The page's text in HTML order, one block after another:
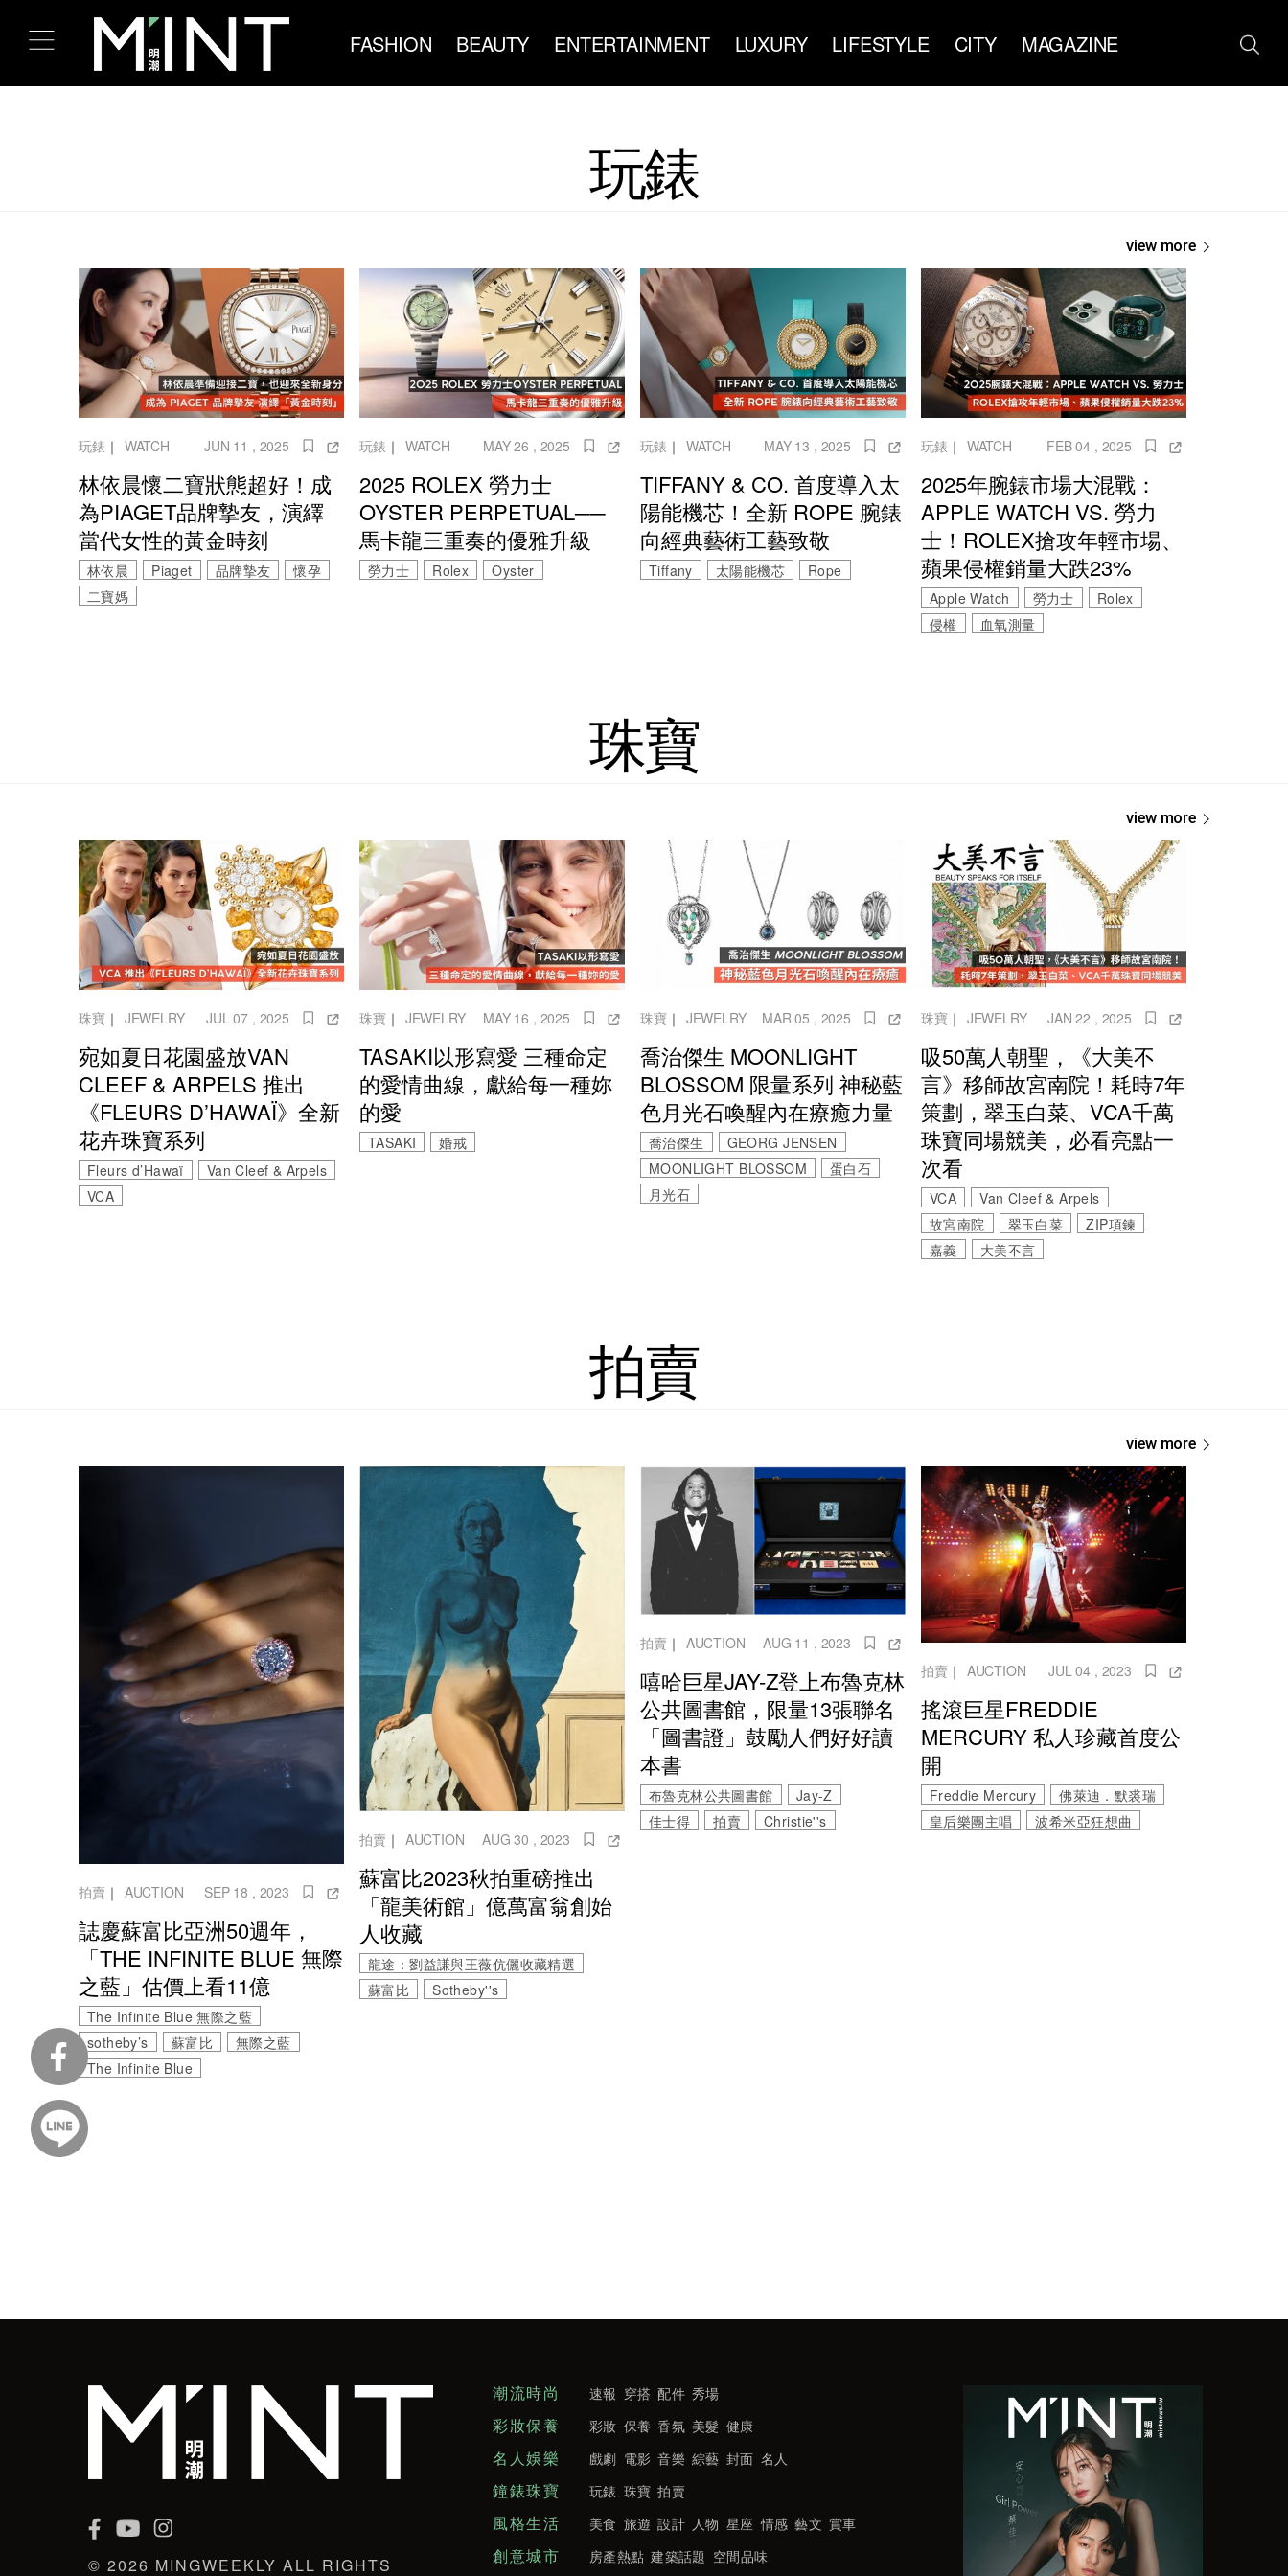
FASHION BEAUTY ENTERTAINMENT LUXURY LIFESTYLE CITY MAGAZINE
玩錶
view more
玩錶 ｜ WATCH JUN 11 , 2025
林依晨懷二寶狀態超好！成
為PIAGET品牌摯友，演繹
當代女性的黃金時刻
林依晨 Piaget 品牌摯友
懷孕
二寶媽
玩錶 ｜ WATCH MAY 26 , 2025
2025 ROLEX 勞力士
OYSTER PERPETUAL──
馬卡龍三重奏的優雅升級
勞力士 Rolex Oyster
玩錶 ｜ WATCH MAY 13 , 2025
TIFFANY & CO. 首度導入太
陽能機芯！全新 ROPE 腕錶
向經典藝術工藝致敬
Tiffany 太陽能機芯 Rope
玩錶 ｜ WATCH FEB 04 , 2025
2025年腕錶市場大混戰：
APPLE WATCH VS. 勞力
士！ROLEX搶攻年輕市場、
蘋果侵權銷量大跌23%
Apple Watch 勞力士
Rolex
侵權
血氧測量
珠寶
view more
珠寶｜ JEWELRY JUL 07 , 2025
宛如夏日花園盛放VAN
CLEEF & ARPELS 推出
《FLEURS D’HAWAÏ》全新
花卉珠寶系列
Fleurs d’Hawaï
Van Cleef & Arpels
VCA
珠寶｜ JEWELRY MAY 16 , 2025
TASAKI以形寫愛 三種命定
的愛情曲線，獻給每一種妳
的愛
TASAKI 婚戒
珠寶｜ JEWELRY MAR 05 , 2025
喬治傑生 MOONLIGHT
BLOSSOM 限量系列 神秘藍
色月光石喚醒內在療癒力量
喬治傑生
GEORG JENSEN
MOONLIGHT BLOSSOM
蛋白石
月光石
珠寶｜ JEWELRY JAN 22 , 2025
吸50萬人朝聖，《大美不
言》移師故宮南院！耗時7年
策劃，翠玉白菜、VCA千萬
珠寶同場競美，必看亮點一
次看
VCA
Van Cleef & Arpels
故宮南院
翠玉白菜
ZIP項鍊
嘉義
大美不言
拍賣
view more
拍賣 ｜ AUCTION SEP 18 , 2023
誌慶蘇富比亞洲50週年，
「THE INFINITE BLUE 無際
之藍」估價上看11億
The Infinite Blue 無際之藍
sotheby’s
蘇富比
無際之藍
The Infinite Blue
拍賣 ｜ AUCTION AUG 30 , 2023
蘇富比2023秋拍重磅推出
「龍美術館」億萬富翁創始
人收藏
龍途：劉益謙與王薇伉儷收藏精選
蘇富比
Sotheby''s
拍賣 ｜ AUCTION AUG 11 , 2023
嘻哈巨星JAY-Z登上布魯克林
公共圖書館，限量13張聯名
「圖書證」鼓勵人們好好讀
本書
布魯克林公共圖書館
Jay-Z
佳士得
拍賣 Christie''s
拍賣 ｜ AUCTION JUL 04 , 2023
搖滾巨星FREDDIE
MERCURY 私人珍藏首度公
開
Freddie Mercury
佛萊迪．默裘瑞
皇后樂團主唱
波希米亞狂想曲
© 2026 MINGWEEKLY ALL RIGHTS
潮流時尚 速報 穿搭 配件 秀場
彩妝保養 彩妝 保養 香氛 美髮 健康
名人娛樂 戲劇 電影 音樂 綜藝 封面 名人
鐘錶珠寶 玩錶 珠寶 拍賣
風格生活 美食 旅遊 設計 人物 星座 情感 藝文 賞車
創意城市 房產熱點 建築話題 空間品味